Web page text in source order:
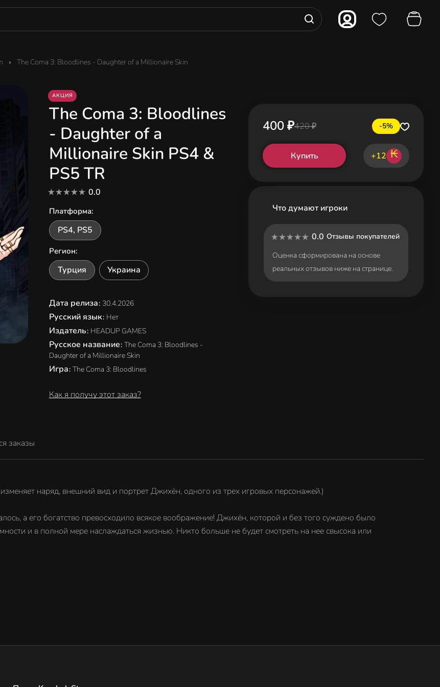
The Coma 3: Bloodlines - Daughter of a Millionaire Skin
АКЦИЯ
The Coma 3: Bloodlines
- Daughter of a
Millionaire Skin PS4 &
PS5 TR
0.0
Платформа:
PS4, PS5
Регион:
Турция Украина
Дата релиза: 30.4.2026
Русский язык: Нет
Издатель: HEADUP GAMES
Русское название: The Coma 3: Bloodlines -
Daughter of a Millionaire Skin
Игра: The Coma 3: Bloodlines
Как я получу этот заказ?
400 ₽420 ₽ -5%
Купить +12 ₭
Что думают игроки
0.0 Отзывы покупателей
Оценка сформирована на основе
реальных отзывов ниже на странице.
заказы
наряд, внешний вид и портрет Джихён, одного из трех игровых персонажей.)
а его богатство превосходило всякое воображение! Джихён, которой и без того суждено было
и в полной мере наслаждаться жизнью. Никто больше не будет смотреть на нее свысока или